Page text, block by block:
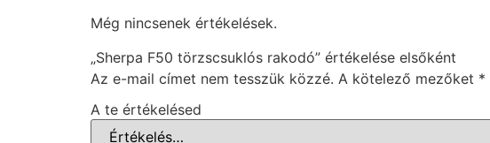
Még nincsenek értékelések.
„Sherpa F50 törzscsuklós rakodó” értékelése elsőként
Az e-mail címet nem tesszük közzé. A kötelező mezőket *
A te értékelésed